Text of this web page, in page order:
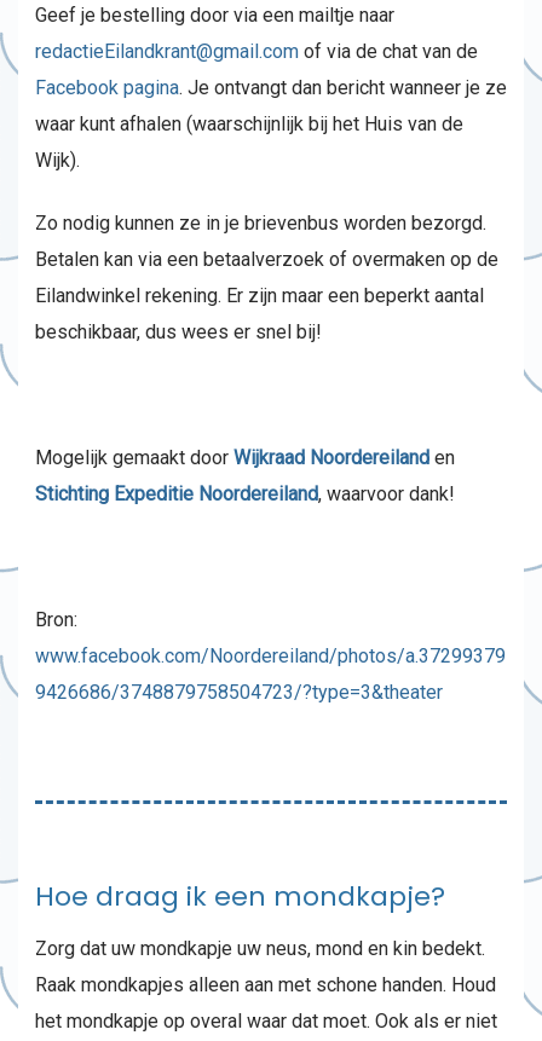
Geef je bestelling door via een mailtje naar
redactieEilandkrant@gmail.com of via de chat van de
Facebook pagina. Je ontvangt dan bericht wanneer je ze
waar kunt afhalen (waarschijnlijk bij het Huis van de
Wijk).
Zo nodig kunnen ze in je brievenbus worden bezorgd.
Betalen kan via een betaalverzoek of overmaken op de
Eilandwinkel rekening. Er zijn maar een beperkt aantal
beschikbaar, dus wees er snel bij!
Mogelijk gemaakt door Wijkraad Noordereiland en
Stichting Expeditie Noordereiland, waarvoor dank!
Bron:
www.facebook.com/Noordereiland/photos/a.37299379
9426686/3748879758504723/?type=3&theater
Hoe draag ik een mondkapje?
Zorg dat uw mondkapje uw neus, mond en kin bedekt.
Raak mondkapjes alleen aan met schone handen. Houd
het mondkapje op overal waar dat moet. Ook als er niet